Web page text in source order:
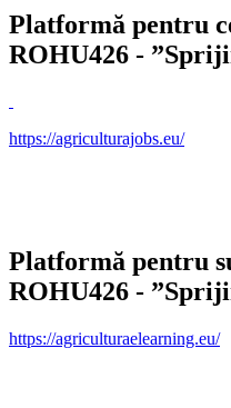
Platformă pentru
ROHU426 -
https://agriculturajobs.eu/
Platformă pentru
ROHU426 -
https://agriculturaelearning.eu/